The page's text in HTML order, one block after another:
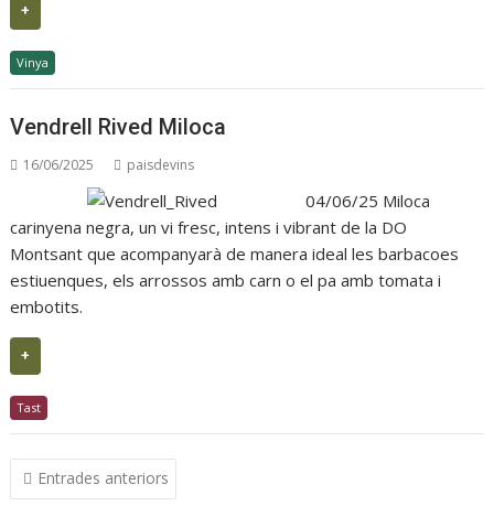
+
Vinya
Vendrell Rived Miloca
16/06/2025 paisdevins
04/06/25 Miloca
carinyena negra, un vi fresc, intens i vibrant de la DO
Montsant que acompanyarà de manera ideal les barbacoes
estiuenques, els arrossos amb carn o el pa amb tomata i
embotits.
+
Tast
Navegació
d'entrades
Entrades anteriors